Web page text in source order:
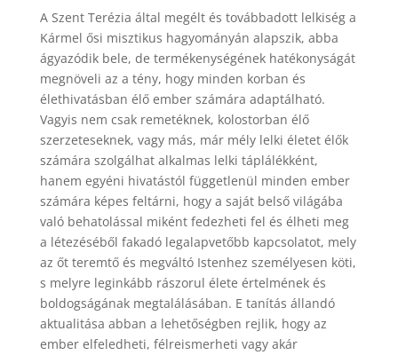
A Szent Terézia által megélt és továbbadott lelkiség a
Kármel ősi misztikus hagyományán alapszik, abba
ágyazódik bele, de termékenységének hatékonyságát
megnöveli az a tény, hogy minden korban és
élethivatásban élő ember számára adaptálható.
Vagyis nem csak remetéknek, kolostorban élő
szerzeteseknek, vagy más, már mély lelki életet élők
számára szolgálhat alkalmas lelki táplálékként,
hanem egyéni hivatástól függetlenül minden ember
számára képes feltárni, hogy a saját belső világába
való behatolással miként fedezheti fel és élheti meg
a létezéséből fakadó legalapvetőbb kapcsolatot, mely
az őt teremtő és megváltó Istenhez személyesen köti,
s melyre leginkább rászorul élete értelmének és
boldogságának megtalálásában. E tanítás állandó
aktualitása abban a lehetőségben rejlik, hogy az
ember elfeledheti, félreismerheti vagy akár